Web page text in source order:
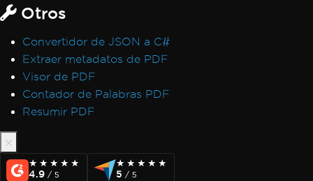
Otros
Convertidor de JSON a C#
Extraer metadatos de PDF
Visor de PDF
Contador de Palabras PDF
Resumir PDF
★★★★★
★★★★★
4.9 / 5
★★★★★
★★★★★
5 / 5